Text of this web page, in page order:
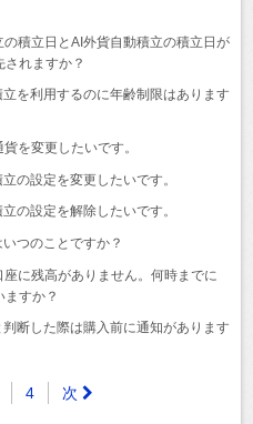
の積立日とAI外貨自動積立の積立日が
れますか？
立を利用するのに年齢制限はあります
を変更したいです。
の設定を変更したいです。
の設定を解除したいです。
つのことですか？
座に残高がありません。何時までに
ますか？
判断した際は購入前に通知があります
4 次